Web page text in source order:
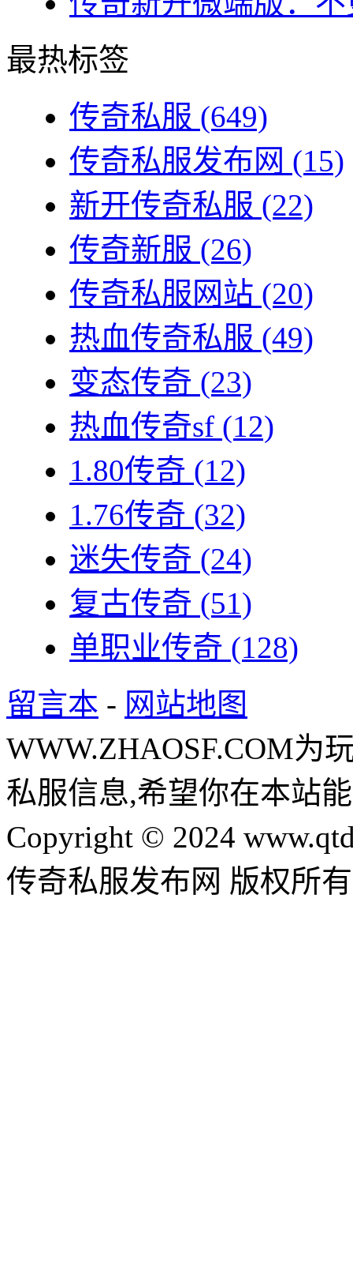
最热标签
传奇私服 (649)
传奇私服发布网 (15)
新开传奇私服 (22)
传奇新服 (26)
传奇私服网站 (20)
热血传奇私服 (49)
变态传奇 (23)
热血传奇sf (12)
1.80传奇 (12)
1.76传奇 (32)
迷失传奇 (24)
复古传奇 (51)
单职业传奇 (128)
留言本 - 网站地图
WWW.ZHAOSF.COM为
私服信息,希望你在本站
Copyright © 2024
传奇私服发布网 版权所有